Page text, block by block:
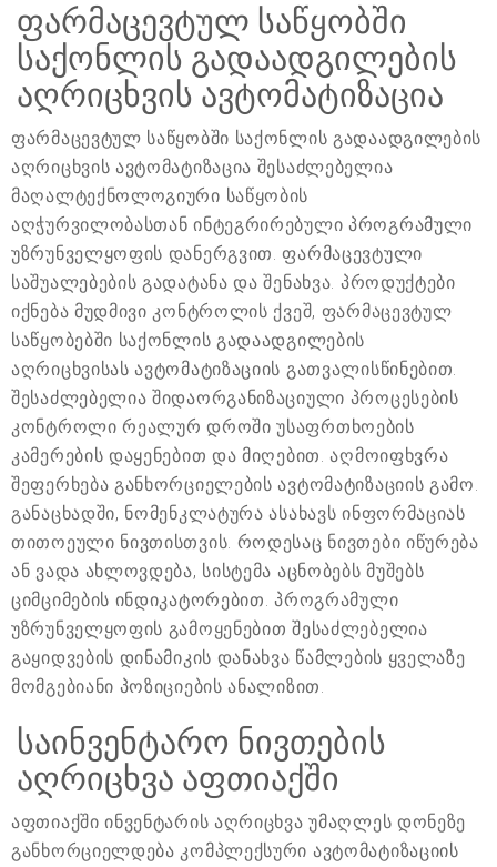
ფარმაცევტულ საწყობში
საქონლის გადაადგილების
აღრიცხვის ავტომატიზაცია
ფარმაცევტულ საწყობში საქონლის გადაადგილების
აღრიცხვის ავტომატიზაცია შესაძლებელია
მაღალტექნოლოგიური საწყობის
აღჭურვილობასთან ინტეგრირებული პროგრამული
უზრუნველყოფის დანერგვით. ფარმაცევტული
საშუალებების გადატანა და შენახვა. პროდუქტები
იქნება მუდმივი კონტროლის ქვეშ, ფარმაცევტულ
საწყობებში საქონლის გადაადგილების
აღრიცხვისას ავტომატიზაციის გათვალისწინებით.
შესაძლებელია შიდაორგანიზაციული პროცესების
კონტროლი რეალურ დროში უსაფრთხოების
კამერების დაყენებით და მიღებით. აღმოიფხვრა
შეფერხება განხორციელების ავტომატიზაციის გამო.
განაცხადში, ნომენკლატურა ასახავს ინფორმაციას
თითოეული ნივთისთვის. როდესაც ნივთები იწურება
ან ვადა ახლოვდება, სისტემა აცნობებს მუშებს
ციმციმების ინდიკატორებით. პროგრამული
უზრუნველყოფის გამოყენებით შესაძლებელია
გაყიდვების დინამიკის დანახვა წამლების ყველაზე
მომგებიანი პოზიციების ანალიზით.
საინვენტარო ნივთების
აღრიცხვა აფთიაქში
აფთიაქში ინვენტარის აღრიცხვა უმაღლეს დონეზე
განხორციელდება კომპლექსური ავტომატიზაციის